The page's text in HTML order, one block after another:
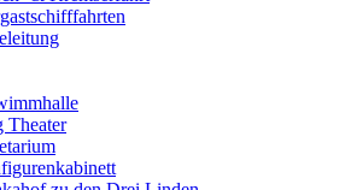
Theater